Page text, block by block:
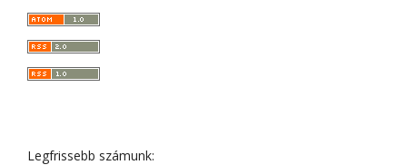
Legfrissebb számunk: